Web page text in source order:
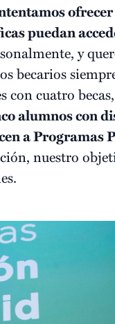
ofrecer
puedan
y
becarios
con cuatro
alumnos con
a Programas
nuestro